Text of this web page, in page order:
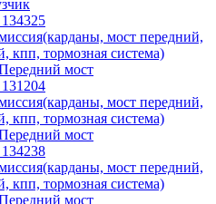
мост передний,
кпп, тормозная система)
мост
мост передний,
кпп, тормозная система)
мост
мост передний,
кпп, тормозная система)
мост